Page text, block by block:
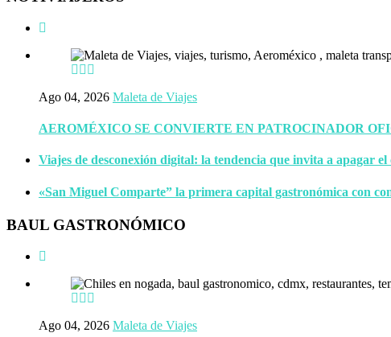
Ago 04, 2026 Maleta de Viajes
AEROMÉXICO SE CONVIERTE EN PATROCINADOR
Viajes de desconexión digital: la tendencia que invita a apagar
«San Miguel Comparte” la primera capital gastronómica con
BAUL GASTRONÓMICO
Ago 04, 2026 Maleta de Viajes